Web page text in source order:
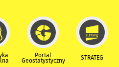
Portal
Geostatystyczny STRATEG